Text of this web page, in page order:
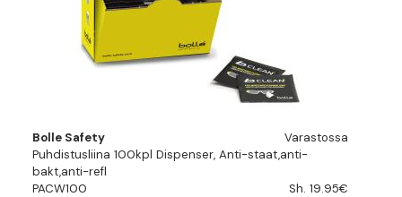
Bolle Safety
Varastossa
Puhdistusliina 100kpl Dispenser, Anti-staat,anti-
bakt,anti-refl
PACW100
Sh. 19.95€